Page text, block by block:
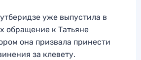
уже выпустила в
обращение к Татьяне
она призвала принести
за клевету.